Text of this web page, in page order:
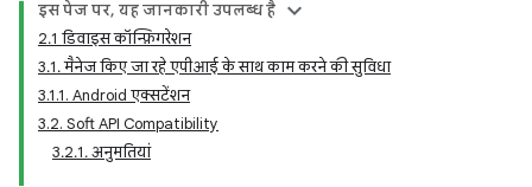
इस पेज पर, यह जानकारी उपलब्ध है
2.1 डिवाइस कॉन्फ़िगरेशन
3.1. मैनेज किए जा रहे एपीआई के साथ काम करने की सुविधा
3.1.1. Android एक्सटेंशन
3.2. Soft API Compatibility
3.2.1. अनुमतियां